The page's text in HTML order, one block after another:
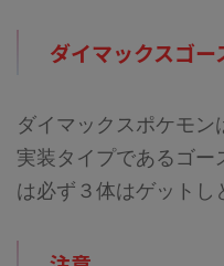
ダイマックスゴ
ダイマックスポケモ
実装タイプであるゴー
は必ず３体はゲットし